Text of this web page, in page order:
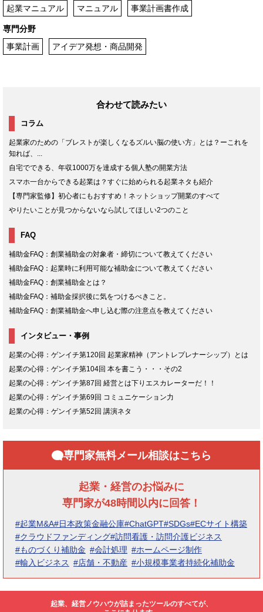
起業マニュアル マニュアル 事業計画書作成
専門分野
事業計画
アイデア発想・商品開発
合わせて読みたい
コラム
起業家のための「ブレストが楽しくなるズルい脳の使い方」とは？ーこれを
知れば、...
自宅でできる、年収1000万を達成する個人塾の開業方法
スマホ一台からできる起業は？すぐに始められる起業ネタも紹介
【専門家監修】初心者にもおすすめ！ネットショップ開業のすべて
やりたいことが見つからないなら試してほしい2つのこと
FAQ
補助金FAQ：創業補助金の対象者・締切について教えてください
補助金FAQ：起業時に利用可能な補助金について教えてください
補助金FAQ：創業補助金とは？
補助金FAQ：補助金採択後に気をつけるべきこと。
補助金FAQ：創業補助金へ申し込む際の注意点を教えてください
インタビュー・事例
起業の心得：ゲンイチ第120回 起業家精神（アントレプレナーシップ）とは
起業の心得：ゲンイチ第104回 本を書こう・・・その2
起業の心得：ゲンイチ第87回 経営とは下りエスカレーターだ！！
起業の心得：ゲンイチ第69回 コミュニケーション力
起業の心得：ゲンイチ第52回 講演ネタ
専門家無料メール相談はこちら
起業・経営のお悩みに
専門家が48時間以内に回答！
#起業M&A#日本政策金融公庫#ChatGPT#SDGs#ECサイト構築
#クラウドファンディング#訪問看護・訪問介護ビジネス
#ものづくり補助金 #会計処理 #ホームページ制作
#輸入ビジネス #店舗・不動産 #小規模事業者持続化補助金
起業、経営ノウハウが詰まったツールのすべてが、